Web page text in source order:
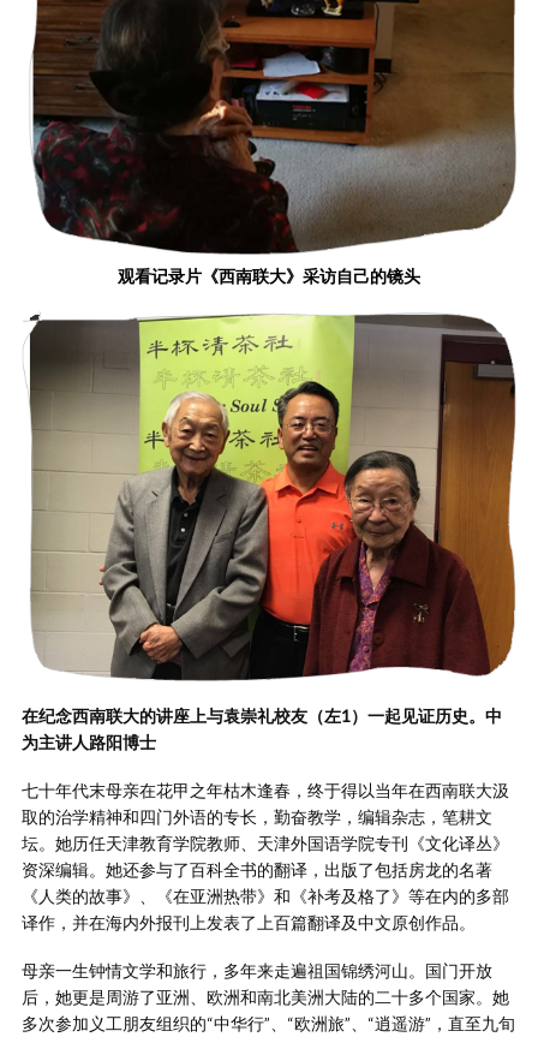
观看记录片《西南联大》采访自己的镜头
在纪念西南联大的讲座上与袁崇礼校友（左1）一起见证历史。中
为主讲人路阳博士
七十年代末母亲在花甲之年枯木逢春，终于得以当年在西南联大汲
取的治学精神和四门外语的专长，勤奋教学，编辑杂志，笔耕文
坛。她历任天津教育学院教师、天津外国语学院专刊《文化译丛》
资深编辑。她还参与了百科全书的翻译，出版了包括房龙的名著
《人类的故事》、《在亚洲热带》和《补考及格了》等在内的多部
译作，并在海内外报刊上发表了上百篇翻译及中文原创作品。
母亲一生钟情文学和旅行，多年来走遍祖国锦绣河山。国门开放
后，她更是周游了亚洲、欧洲和南北美洲大陆的二十多个国家。她
多次参加义工朋友组织的“中华行”、“欧洲旅”、“逍遥游”，直至九旬